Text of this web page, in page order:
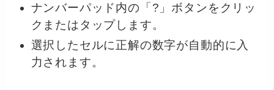
ナンバーパッド内の「?」ボタンをクリッ
クまたはタップします。
選択したセルに正解の数字が自動的に入
力されます。